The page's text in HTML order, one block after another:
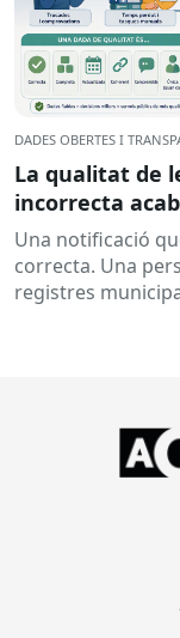
DADES OBERTES I
La qualitat de
incorrecta
Una notificació
correcta. Una
registres